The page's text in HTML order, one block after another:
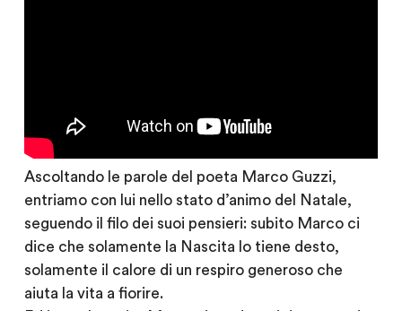
Ascoltando le parole del poeta Marco Guzzi,
entriamo con lui nello stato d’animo del Natale,
seguendo il filo dei suoi pensieri: subito Marco ci
dice che solamente la Nascita lo tiene desto,
solamente il calore di un respiro generoso che
aiuta la vita a fiorire.